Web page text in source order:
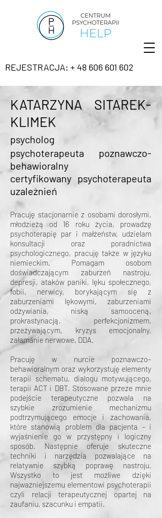
REJESTRACJA: + 48 606 601 602
KATARZYNA SITAREK-
KLIMEK
psycholog
psychoterapeuta poznawczo-
behawioralny
certyfikowany psychoterapeuta
uzależnień
Pracuję stacjonarnie z osobami dorosłymi,
młodzieżą od 16 roku życia, prowadzę
psychoterapię par i małżeństw, udzielam
konsultacji oraz poradnictwa
psychologicznego, pracuję także w języku
niemieckim. Pomagam osobom
doświadczającym zaburzeń nastroju,
depresji, ataków paniki, lęku społecznego,
fobii, nerwicy, borykającym się z
zaburzeniami lękowymi, zaburzeniami
odżywiania, niską samooceną,
prokrastynacją, perfekcjonizmem,
przeżywającym, kryzys emocjonalny,
załamanie nerwowe, DDA.
Pracuję w nurcie poznawczo–
behawioralnym oraz wykorzystuję elementy
terapii schematu, dialogu motywującego,
terapii ACT i DBT. Stosowane przeze mnie
podejście terapeutyczne pozwala na
szybkie zrozumienie mechanizmu
podtrzymującego emocje i zachowania,
które stanowią problem dla pacjenta - i
wyjaśnienie go w przystępny i logiczny
sposób. Następnie oferuje skuteczne
techniki i narzędzia pozwalające na
relatywnie szybką poprawę nastroju.
Wszystko to jest możliwe dzięki
najważniejszemu elementowi psychoterapii
czyli relacji terapeutycznej opartej na
zaufaniu, szacunku i empatii.